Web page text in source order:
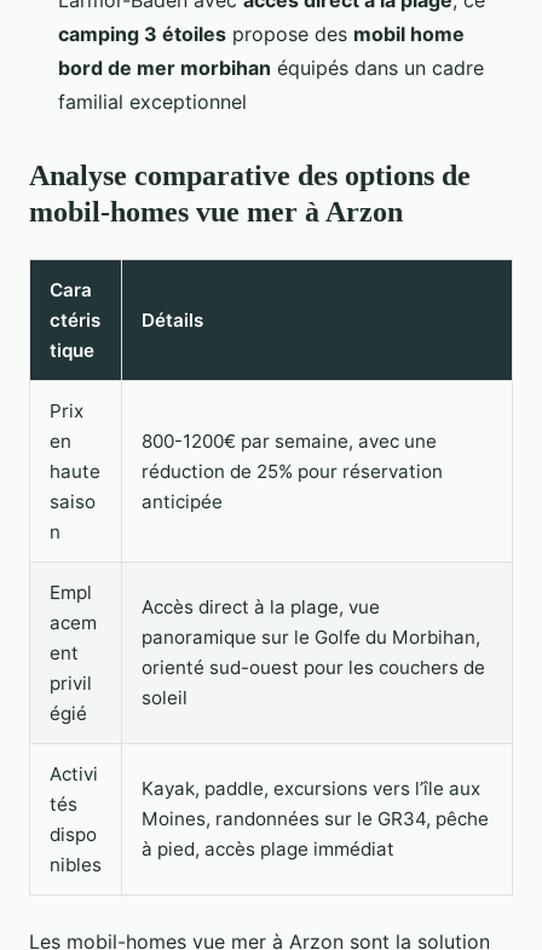
camping 3 étoiles propose des mobil home
bord de mer morbihan équipés dans un cadre
familial exceptionnel
Analyse comparative des options de
mobil-homes vue mer à Arzon
Cara
ctéris
tique
Détails
Prix
en
haute
saiso
n
800-1200€ par semaine, avec une
réduction de 25% pour réservation
anticipée
Empl
acem
ent
privil
égié
Accès direct à la plage, vue
panoramique sur le Golfe du Morbihan,
orienté sud-ouest pour les couchers de
soleil
Activi
tés
dispo
nibles
Kayak, paddle, excursions vers l’île aux
Moines, randonnées sur le GR34, pêche
à pied, accès plage immédiat
Les mobil-homes vue mer à Arzon sont la solution